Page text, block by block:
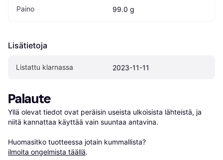
Paino 99.0 g
Lisätietoja
Listattu klarnassa 2023-11-11
Palaute
Yllä olevat tiedot ovat peräisin useista ulkoisista lähteistä, ja
niitä kannattaa käyttää vain suuntaa antavina.
Huomasitko tuotteessa jotain kummallista?
ilmoita ongelmista täällä.